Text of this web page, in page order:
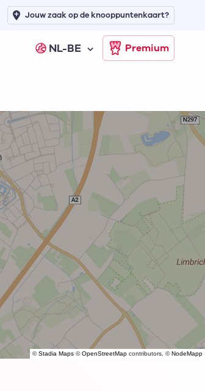
NL-BE Premium
Jouw zaak op de knooppuntenkaart?
©Stadia Maps ©OpenStreetMap contributors, ©NodeMapp